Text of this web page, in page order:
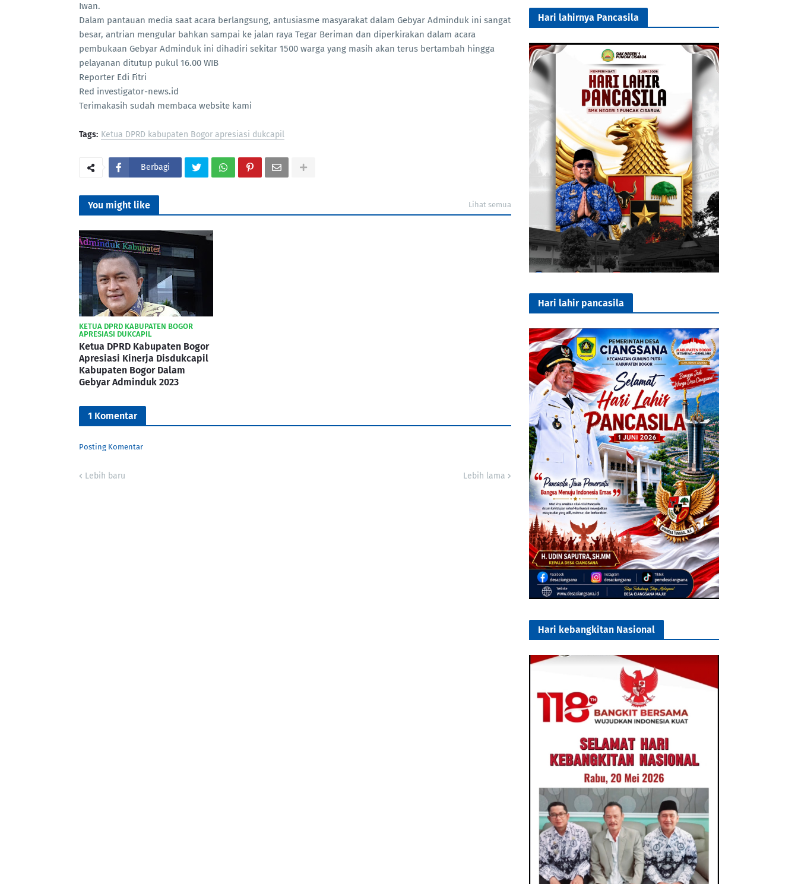
Iwan.
Dalam pantauan media saat acara berlangsung, antusiasme masyarakat dalam Gebyar Adminduk ini sangat
besar, antrian mengular bahkan sampai ke jalan raya Tegar Beriman dan diperkirakan dalam acara
pembukaan Gebyar Adminduk ini dihadiri sekitar 1500 warga yang masih akan terus bertambah hingga
pelayanan ditutup pukul 16.00 WIB
Reporter Edi Fitri
Red investigator-news.id
Terimakasih sudah membaca website kami
Tags: Ketua DPRD kabupaten Bogor apresiasi dukcapil
Berbagi
You might like Lihat semua
KETUA DPRD KABUPATEN BOGOR
APRESIASI DUKCAPIL
Ketua DPRD Kabupaten Bogor
Apresiasi Kinerja Disdukcapil
Kabupaten Bogor Dalam
Gebyar Adminduk 2023
1 Komentar
Posting Komentar
Lebih baru Lebih lama
Hari lahirnya Pancasila
Hari lahir pancasila
Hari kebangkitan Nasional